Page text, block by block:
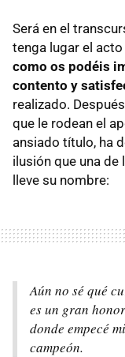
Será en el
tenga lugar el
como os podéis
contento y
realizado.
que le rodean el
ansiado título, ha
ilusión que una de
lleve su nombre:
Aún no sé qué
es un gran
donde empecé
campeón.